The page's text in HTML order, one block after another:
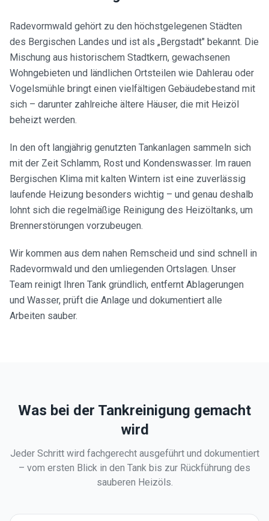
Radevormwald gehört zu den höchstgelegenen Städten
des Bergischen Landes und ist als „Bergstadt" bekannt. Die
Mischung aus historischem Stadtkern, gewachsenen
Wohngebieten und ländlichen Ortsteilen wie Dahlerau oder
Vogelsmühle bringt einen vielfältigen Gebäudebestand mit
sich – darunter zahlreiche ältere Häuser, die mit Heizöl
beheizt werden.
In den oft langjährig genutzten Tankanlagen sammeln sich
mit der Zeit Schlamm, Rost und Kondenswasser. Im rauen
Bergischen Klima mit kalten Wintern ist eine zuverlässig
laufende Heizung besonders wichtig – und genau deshalb
lohnt sich die regelmäßige Reinigung des Heizöltanks, um
Brennerstörungen vorzubeugen.
Wir kommen aus dem nahen Remscheid und sind schnell in
Radevormwald und den umliegenden Ortslagen. Unser
Team reinigt Ihren Tank gründlich, entfernt Ablagerungen
und Wasser, prüft die Anlage und dokumentiert alle
Arbeiten sauber.
Was bei der Tankreinigung gemacht
wird
Jeder Schritt wird fachgerecht ausgeführt und dokumentiert
– vom ersten Blick in den Tank bis zur Rückführung des
sauberen Heizöls.